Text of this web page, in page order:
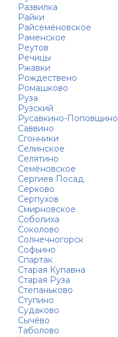
Развилка
Райки
Райсемёновское
Раменское
Реутов
Речицы
Ржавки
Рождествено
Ромашково
Руза
Рузский
Русавкино-Поповщино
Саввино
Сгонники
Селинское
Селятино
Семёновское
Сергиев Посад
Серково
Серпухов
Смирновское
Соболиха
Соколово
Солнечногорск
Софьино
Спартак
Старая Купавна
Старая Руза
Степаньково
Ступино
Судаково
Сычёво
Таболово